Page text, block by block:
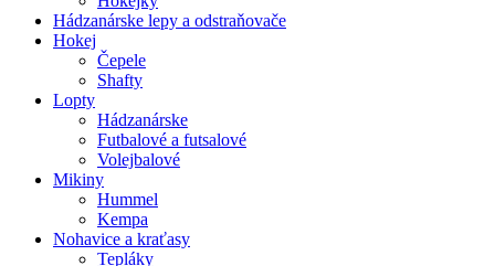
Hádzanárske lepy a odstraňovače
Hokej
Čepele
Shafty
Lopty
Hádzanárske
Futbalové a futsalové
Volejbalové
Mikiny
Hummel
Kempa
Nohavice a kraťasy
Tepláky